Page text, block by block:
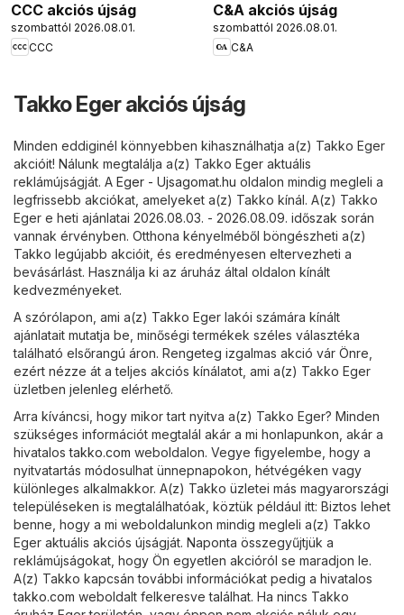
CCC akciós újság
szombattól 2026.08.01.
CCC
C&A akciós újság
szombattól 2026.08.01.
C&A
Takko Eger akciós újság
Minden eddiginél könnyebben kihasználhatja a(z) Takko Eger
akcióit! Nálunk megtalálja a(z) Takko Eger aktuális
reklámújságját. A Eger - Ujsagomat.hu oldalon mindig megleli a
legfrissebb akciókat, amelyeket a(z) Takko kínál. A(z) Takko
Eger e heti ajánlatai 2026.08.03. - 2026.08.09. időszak során
vannak érvényben. Otthona kényelméből böngészheti a(z)
Takko legújabb akcióit, és eredményesen eltervezheti a
bevásárlást. Használja ki az áruház által oldalon kínált
kedvezményeket.
A szórólapon, ami a(z) Takko Eger lakói számára kínált
ajánlatait mutatja be, minőségi termékek széles választéka
található elsőrangú áron. Rengeteg izgalmas akció vár Önre,
ezért nézze át a teljes akciós kínálatot, ami a(z) Takko Eger
üzletben jelenleg elérhető.
Arra kíváncsi, hogy mikor tart nyitva a(z) Takko Eger? Minden
szükséges információt megtalál akár a mi honlapunkon, akár a
hivatalostakko.com weboldalon. Vegye figyelembe, hogy a
nyitvatartás módosulhat ünnepnapokon, hétvégéken vagy
különleges alkalmakkor. A(z) Takko üzletei más magyarországi
településeken is megtalálhatóak, köztük például itt: Biztos lehet
benne, hogy a mi weboldalunkon mindig megleli a(z) Takko
Eger aktuális akciós újságját. Naponta összegyűjtjük a
reklámújságokat, hogy Ön egyetlen akcióról se maradjon le.
A(z) Takko kapcsán további információkat pedig a hivatalos
takko.com weboldalt felkeresve találhat. Ha nincs Takko